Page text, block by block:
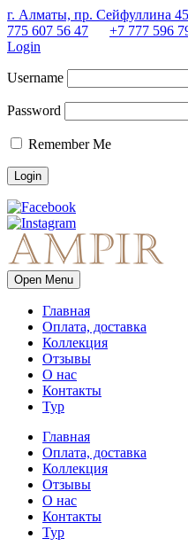
г. Алматы, пр. Сейфуллина
775 607 56 47
+7 777 596
Login
Username
Password
Remember Me
Open Menu
Главная
Оплата, доставка
Коллекция
Отзывы
О нас
Контакты
Тур
Главная
Оплата, доставка
Коллекция
Отзывы
О нас
Контакты
Тур